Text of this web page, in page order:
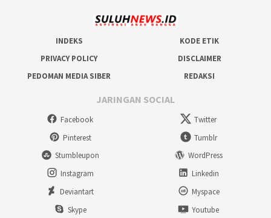
INDEKS
KODE ETIK
PRIVACY POLICY
DISCLAIMER
PEDOMAN MEDIA SIBER
REDAKSI
JARINGAN SOCIAL
Facebook
Twitter
Pinterest
Tumblr
Stumbleupon
WordPress
Instagram
Linkedin
Deviantart
Myspace
Skype
Youtube